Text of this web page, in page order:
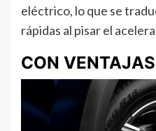
eléctrico, lo que se
rápidas al pisar el
CON